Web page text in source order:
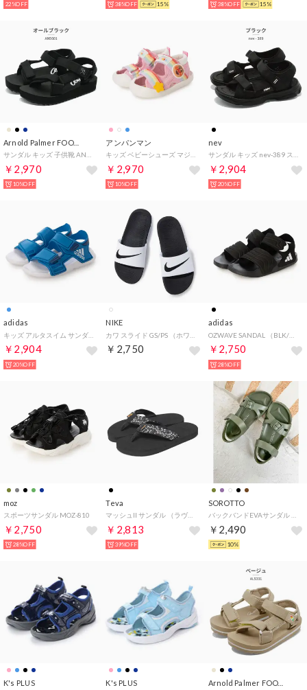
22%OFF 38%OFF 15% 38%OFF 15%
Arnold Palmer FOOTWEAR
￥2,970
10%OFF
アンパンマン
￥2,970
10%OFF
nev
￥2,904
20%OFF
adidas
￥2,904
20%OFF
NIKE
￥2,750
adidas
OZWAVE SANDAL （BLK/WH）
￥2,750
28%OFF
moz
スポーツサンダル MOZ-810
￥2,750
28%OFF
Teva
￥2,813
39%OFF
SOROTTO
￥2,490
10%
K's PLUS K's PLUS Arnold Palmer FOOTWEAR